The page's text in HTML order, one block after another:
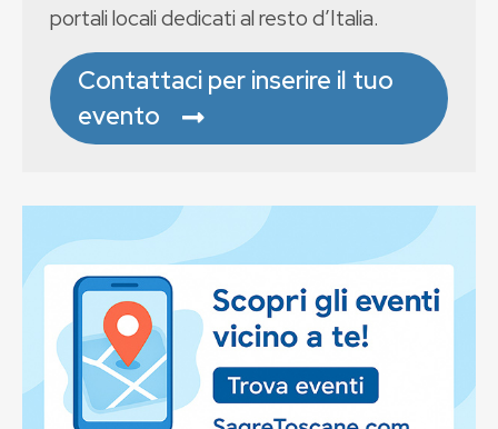
portali locali dedicati al resto d’Italia.
Contattaci per inserire il tuo
evento